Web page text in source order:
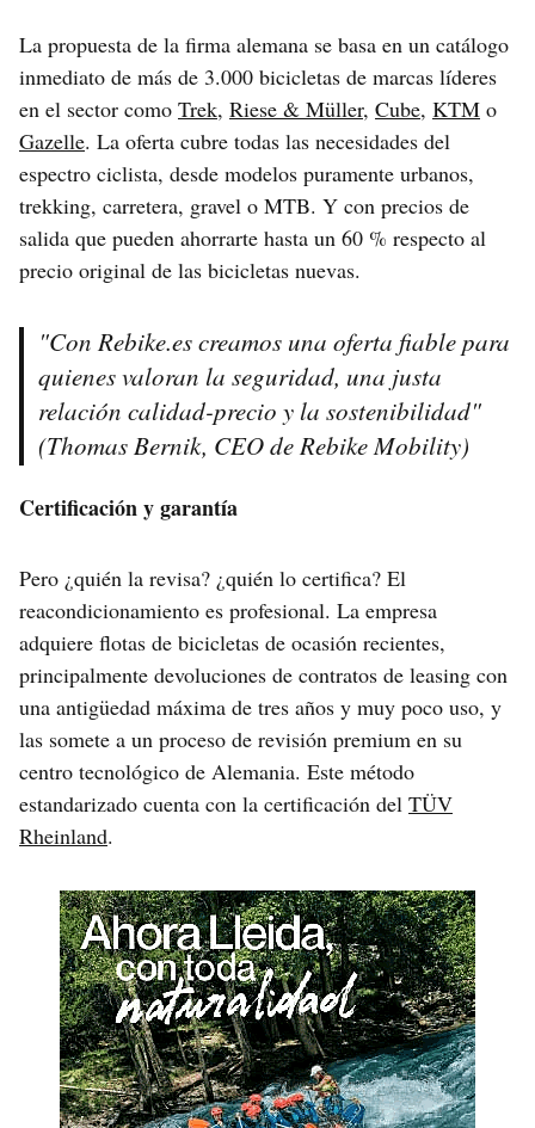
La propuesta de la firma alemana se basa en un catálogo
inmediato de más de 3.000 bicicletas de marcas líderes
en el sector como Trek, Riese & Müller, Cube, KTM o
Gazelle. La oferta cubre todas las necesidades del
espectro ciclista, desde modelos puramente urbanos,
trekking, carretera, gravel o MTB. Y con precios de
salida que pueden ahorrarte hasta un 60 % respecto al
precio original de las bicicletas nuevas.
"Con Rebike.es creamos una oferta fiable para
quienes valoran la seguridad, una justa
relación calidad-precio y la sostenibilidad"
(Thomas Bernik, CEO de Rebike Mobility)
Certificación y garantía
Pero ¿quién la revisa? ¿quién lo certifica? El
reacondicionamiento es profesional. La empresa
adquiere flotas de bicicletas de ocasión recientes,
principalmente devoluciones de contratos de leasing con
una antigüedad máxima de tres años y muy poco uso, y
las somete a un proceso de revisión premium en su
centro tecnológico de Alemania. Este método
estandarizado cuenta con la certificación del TÜV
Rheinland.